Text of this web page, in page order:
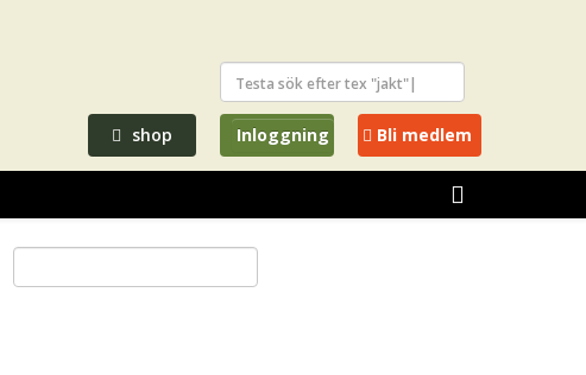
shop Inloggning Bli medlem